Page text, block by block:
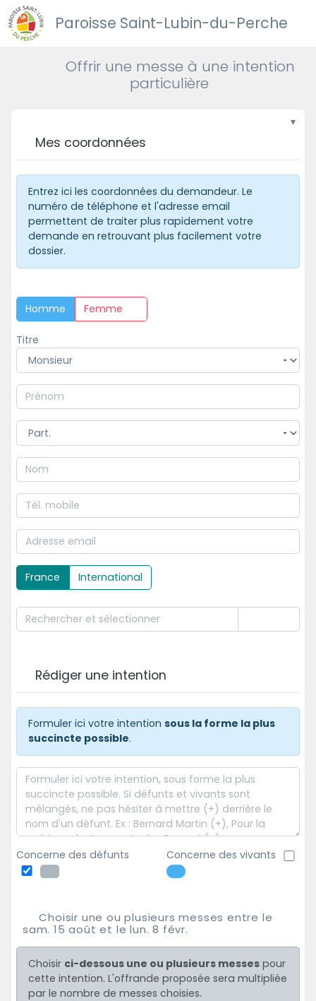
Paroisse Saint-Lubin-du-Perche
Offrir une messe à une intention
particulière
Mes coordonnées
Entrez ici les coordonnées du demandeur. Le
numéro de téléphone et l'adresse email
permettent de traiter plus rapidement votre
demande en retrouvant plus facilement votre
dossier.
Homme Femme
Titre
France International
Rédiger une intention
Formuler ici votre intentionsous la forme la plus
succincte possible.
Concerne des défunts Concerne des vivants
Choisir une ou plusieurs messes entre le
sam. 15 août et le lun. 8 févr.
Choisir ci-dessous une ou plusieurs messes pour
cette intention. L'offrande proposée sera multipliée
par le nombre de messes choisies.